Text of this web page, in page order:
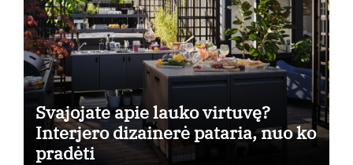
Svajojate apie lauko virtuvę?
Interjero dizainerė pataria, nuo ko
pradėti